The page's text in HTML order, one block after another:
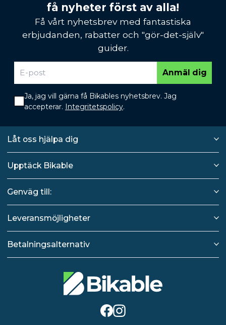
få nyheter först av alla!
Få vårt nyhetsbrev med fantastiska
erbjudanden, rabatter och "gör-det-själv"
guider.
Anmäl dig
Ja, jag vill gärna få Bikables nyhetsbrev. Jag
accepterar. Integritetspolicy.
Låt oss hjälpa dig
Upptäck Bikable
Genväg till:
Leveransmöjligheter
Betalningsalternativ